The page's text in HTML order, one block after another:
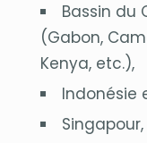
Bassin du
(Gabon,
Kenya, etc.),
Indonésie
Singapour,